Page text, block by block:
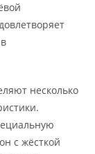
несколько
с жёсткой